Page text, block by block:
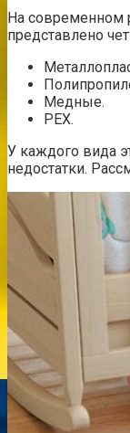
На современном
представлено
Медные.
PEX.
У каждого вида
недостатки.